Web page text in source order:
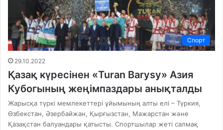
Спорт
29.10.2022
Қазақ күресінен «Turan Barysy» Азия
Кубогының жеңімпаздары анықталды
Жарысқа түркі мемлекеттері ұйымының алты елі – Түркия,
Өзбекстан, Әзербайжан, Қырғызстан, Мажарстан және
Қазақстан балуандары қатысты. Спортшылар жеті салмақ